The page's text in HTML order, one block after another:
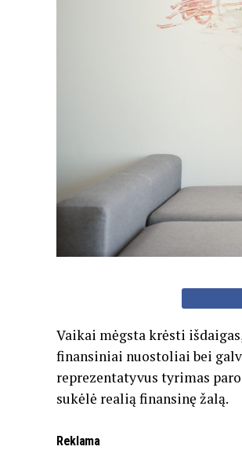
Vaikai mėgsta krėsti
finansiniai nuostoliai bei
reprezentatyvus tyrimas
sukėlė realią finansinę žalą.
Reklama